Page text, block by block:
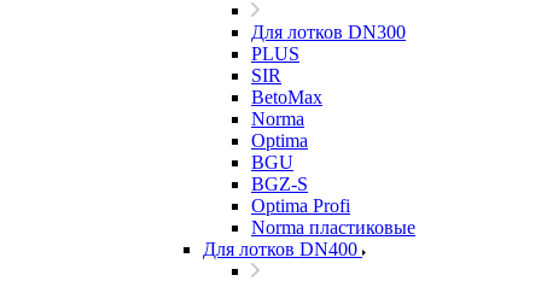
Для лотков DN300
PLUS
SIR
BetoMax
Norma
Optima
BGU
BGZ-S
Optima Profi
Norma пластиковые
Для лотков DN400